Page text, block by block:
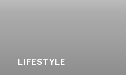
LIFESTYLE